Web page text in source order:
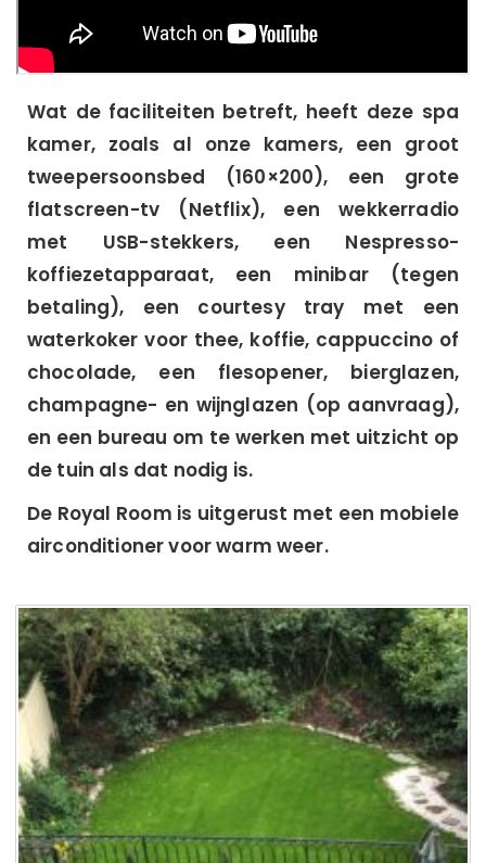
Wat de faciliteiten betreft, heeft deze spa
kamer, zoals al onze kamers, een groot
tweepersoonsbed (160×200), een grote
flatscreen-tv (Netflix), een wekkerradio
met USB-stekkers, een Nespresso-
koffiezetapparaat, een minibar (tegen
betaling), een courtesy tray met een
waterkoker voor thee, koffie, cappuccino of
chocolade, een flesopener, bierglazen,
champagne- en wijnglazen (op aanvraag),
en een bureau om te werken met uitzicht op
de tuin als dat nodig is.
De Royal Room is uitgerust met een mobiele
airconditioner voor warm weer.